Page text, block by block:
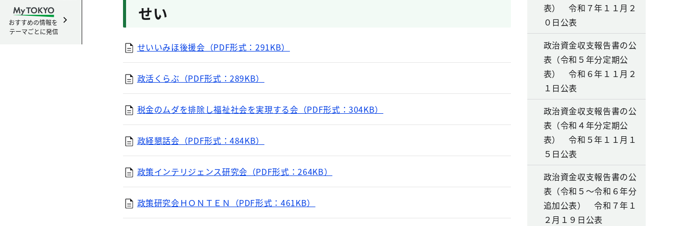
おすすめの情報を
テーマごとに発信
せい
せいいみほ後援会（PDF形式：291KB）
政活くらぶ（PDF形式：289KB）
税金のムダを排除し福祉社会を実現する会（PDF形式：304KB）
政経懇話会（PDF形式：484KB）
政策インテリジェンス研究会（PDF形式：264KB）
政策研究会ＨＯＮＴＥＮ（PDF形式：461KB）
表） 令和７年１１月２
０日公表
政治資金収支報告書の公
表（令和５年分定期公
表） 令和６年１１月２
１日公表
政治資金収支報告書の公
表（令和４年分定期公
表） 令和５年１１月１
５日公表
政治資金収支報告書の公
表（令和５～令和６年分
追加公表） 令和７年１
２月１９日公表